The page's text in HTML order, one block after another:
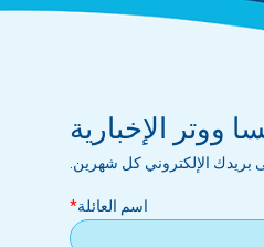
اتبعدليل المستخدم
ووتر الإخبارية
بريدك الإلكتروني كل شهرين.
اسم العائلة